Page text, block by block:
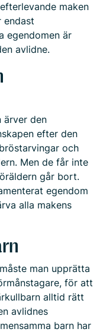
maken
endast
egendomen är
avlidne.
ärver den
efter den
och
Men de får inte
går bort.
egendom
alla makens
man upprätta
för att
alltid rätt
avlidnes
barn har